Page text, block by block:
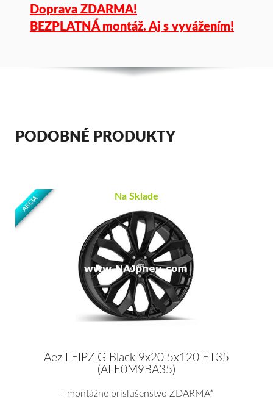
Doprava ZDARMA!
BEZPLATNÁ montáž. Aj s vyvážením!
PODOBNÉ PRODUKTY
AKCIA Na Sklade
Aez LEIPZIG Black 9x20 5x120 ET35
(ALE0M9BA35)
+ montážne príslušenstvo ZDARMA*